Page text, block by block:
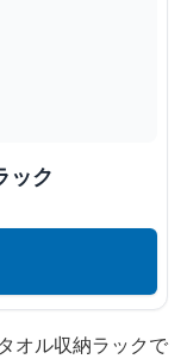
ック
オル収納ラックで